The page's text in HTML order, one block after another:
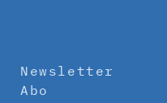
Newsletter
Abo